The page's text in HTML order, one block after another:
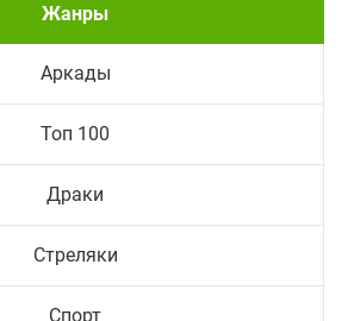
Жанры
Аркады
Топ 100
Драки
Стреляки
Спорт